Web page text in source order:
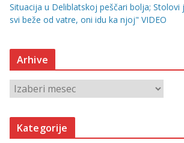
Situacija u Deliblatskoj peščari bolja; Stolovi
svi beže od vatre, oni idu ka njoj" VIDEO
Arhive
r
h
Kategorije